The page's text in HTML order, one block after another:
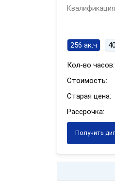
256 ак.ч
Кол-во часов:
Стоимость:
Старая цена:
Рассрочка:
Получить